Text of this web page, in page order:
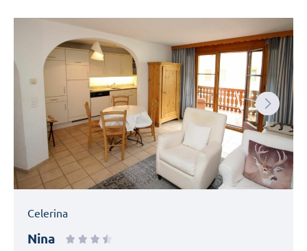
Next
Celerina
Nina